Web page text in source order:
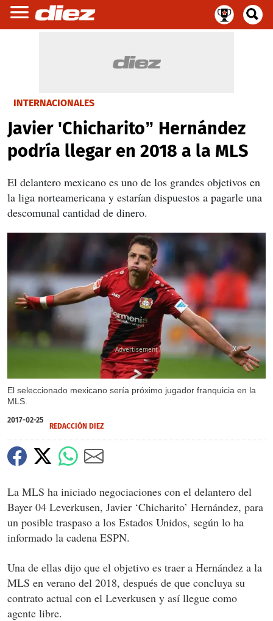
INTERNACIONALES
Javier 'Chicharito” Hernández
podría llegar en 2018 a la MLS
El delantero mexicano es uno de los grandes objetivos en
la liga norteamericana y estarían dispuestos a pagarle una
descomunal cantidad de dinero.
El seleccionado mexicano sería próximo jugador franquicia en la
MLS.
X
2017-02-25
REDACCIÓN DIEZ
La MLS ha iniciado negociaciones con el delantero del
Bayer 04 Leverkusen, Javier ‘Chicharito’ Hernández, para
un posible traspaso a los Estados Unidos, según lo ha
informado la cadena ESPN.
Una de ellas dijo que el objetivo es traer a Hernández a la
MLS en verano del 2018, después de que concluya su
contrato actual con el Leverkusen y así llegue como
agente libre.